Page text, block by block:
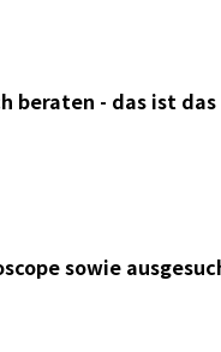
beraten - das ist
sowie